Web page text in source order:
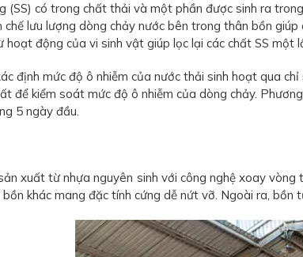
(SS) có trong chất thải và một phần được sinh ra
chế lưu lượng dòng chảy nước bên trong thân bồn
hoạt động của vi sinh vật giúp lọc lại các chất SS một
định mức độ ô nhiễm của nước thải sinh hoạt qua
để kiểm soát mức độ ô nhiễm của dòng chảy.
5 ngày đầu.
xuất từ nhựa nguyên sinh với công nghệ xoay
bồn khác mang đặc tính cứng dễ nứt vỡ. Ngoài ra,